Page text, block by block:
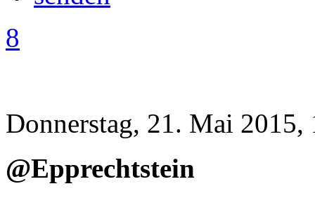
8
Donnerstag, 21. Mai 2015,
@Epprechtstein